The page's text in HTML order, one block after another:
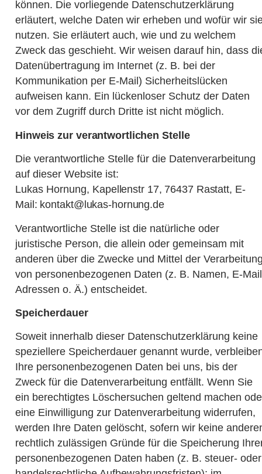
können. Die vorliegende Datenschutzerklärung
erläutert, welche Daten wir erheben und wofür wir
nutzen. Sie erläutert auch, wie und zu welchem
Zweck das geschieht. Wir weisen darauf hin, dass
Datenübertragung im Internet (z. B. bei der
Kommunikation per E-Mail) Sicherheitslücken
aufweisen kann. Ein lückenloser Schutz der Daten
vor dem Zugriff durch Dritte ist nicht möglich.
Hinweis zur verantwortlichen Stelle
Die verantwortliche Stelle für die Datenverarbeitung
auf dieser Website ist:
Lukas Hornung, Kapellenstr 17, 76437 Rastatt, E-
Mail: kontakt@lukas-hornung.de
Verantwortliche Stelle ist die natürliche oder
juristische Person, die allein oder gemeinsam mit
anderen über die Zwecke und Mittel der
von personenbezogenen Daten (z. B. Namen, E-
Adressen o. Ä.) entscheidet.
Speicherdauer
Soweit innerhalb dieser Datenschutzerklärung keine
speziellere Speicherdauer genannt wurde,
Ihre personenbezogenen Daten bei uns, bis der
Zweck für die Datenverarbeitung entfällt. Wenn Sie
ein berechtigtes Löschersuchen geltend machen
eine Einwilligung zur Datenverarbeitung widerrufen,
werden Ihre Daten gelöscht, sofern wir keine
rechtlich zulässigen Gründe für die Speicherung
personenbezogenen Daten haben (z. B. steuer- oder